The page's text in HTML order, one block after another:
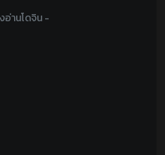
อ่านโดจิน -